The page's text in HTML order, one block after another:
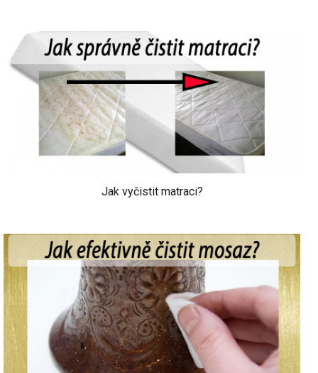
Jak vyčistit matraci?